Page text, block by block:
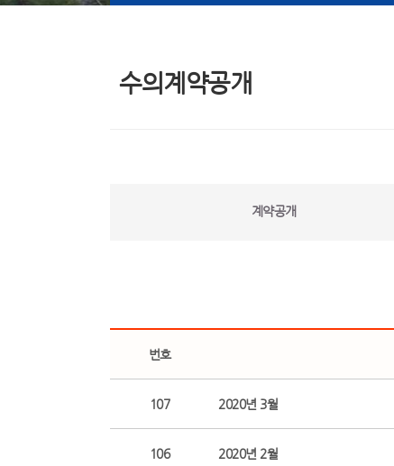
수의계약공개
계약공개
번호
107 2020년 3월
106 2020년 2월